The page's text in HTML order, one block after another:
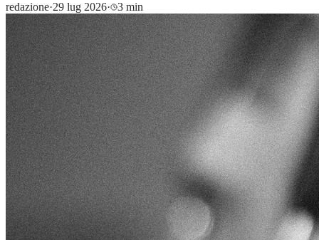
redazione·29 lug 2026· 3 min